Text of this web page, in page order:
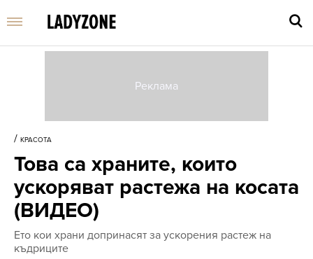
Enter
/ КРАСОТА
Това са храните, които
ускоряват растежа на косата
(ВИДЕО)
Ето кои храни допринасят за ускорения растеж на
къдриците